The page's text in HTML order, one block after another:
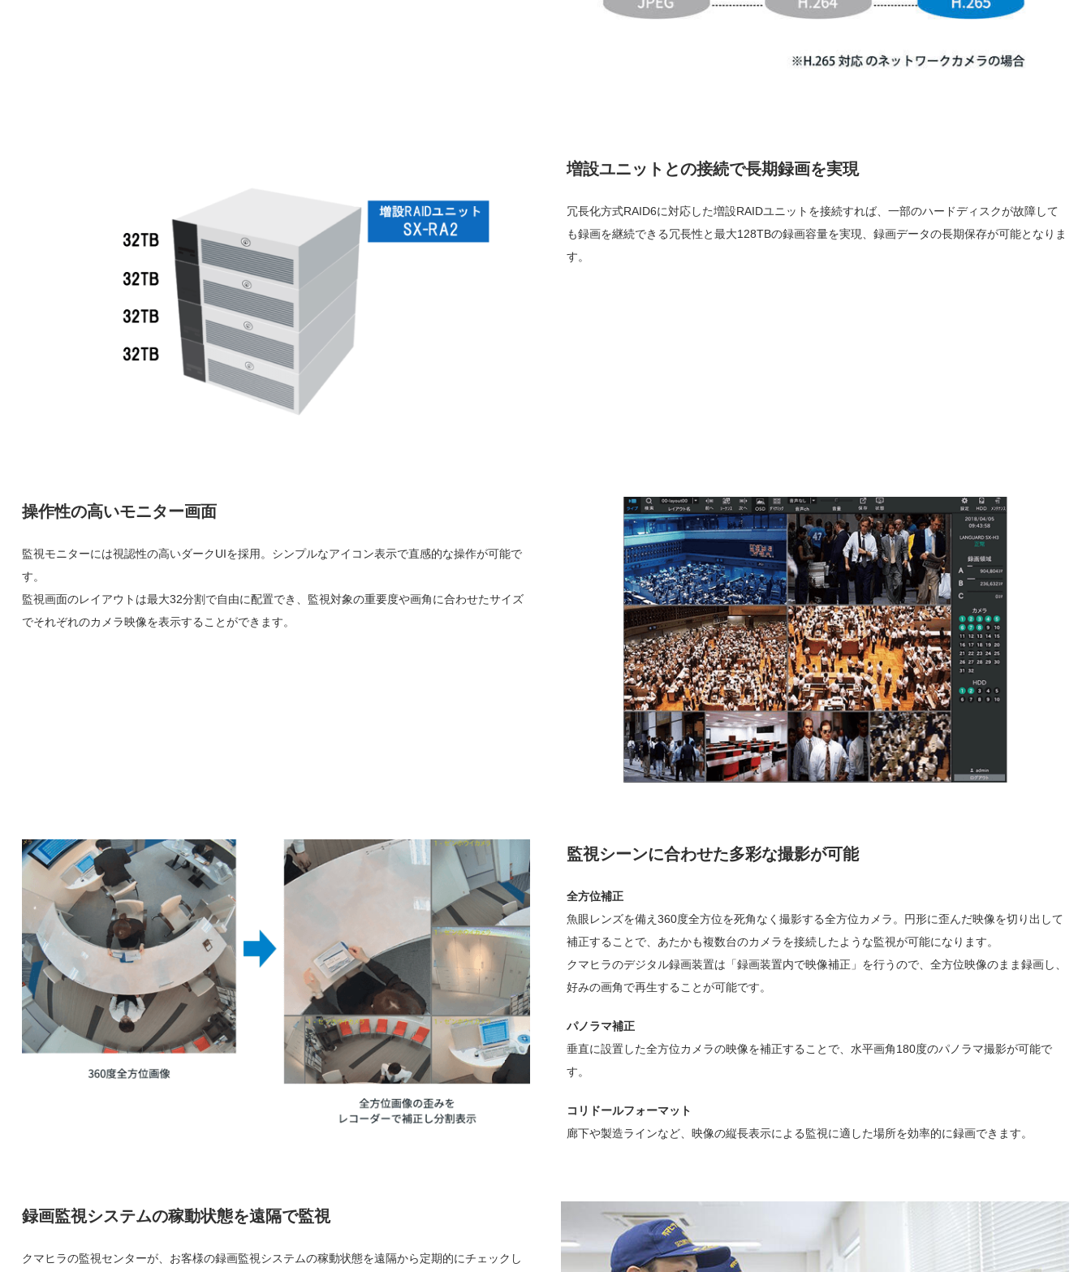
増設ユニットとの接続で長期録画を実現
冗長化方式RAID6に対応した増設RAIDユニットを接続すれば、一部のハードディスクが故障して
も録画を継続できる冗長性と最大128TBの録画容量を実現、録画データの長期保存が可能となりま
す。
操作性の高いモニター画面
監視モニターには視認性の高いダークUIを採用。シンプルなアイコン表示で直感的な操作が可能で
す。
監視画面のレイアウトは最大32分割で自由に配置でき、監視対象の重要度や画角に合わせたサイズ
でそれぞれのカメラ映像を表示することができます。
監視シーンに合わせた多彩な撮影が可能
全方位補正
魚眼レンズを備え360度全方位を死角なく撮影する全方位カメラ。円形に歪んだ映像を切り出して
補正することで、あたかも複数台のカメラを接続したような監視が可能になります。
クマヒラのデジタル録画装置は「録画装置内で映像補正」を行うので、全方位映像のまま録画し、
好みの画角で再生することが可能です。
パノラマ補正
垂直に設置した全方位カメラの映像を補正することで、水平画角180度のパノラマ撮影が可能で
す。
コリドールフォーマット
廊下や製造ラインなど、映像の縦長表示による監視に適した場所を効率的に録画できます。
録画監視システムの稼動状態を遠隔で監視
クマヒラの監視センターが、お客様の録画監視システムの稼動状態を遠隔から定期的にチェックし